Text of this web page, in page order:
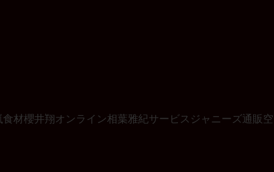
食材櫻井翔オンライン相葉雅紀サービス ジャニーズ通販 空